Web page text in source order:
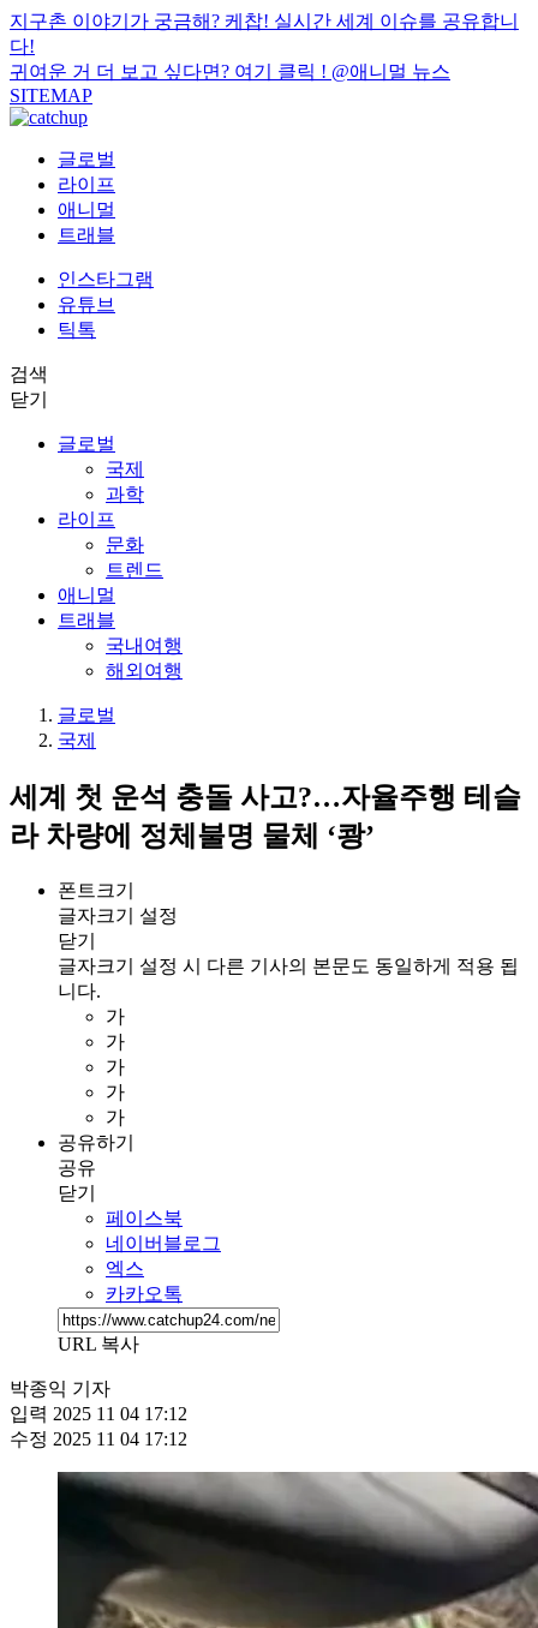
지구촌 이야기가 궁금해? 케찹! 실시간 세계 이슈를 공유합니
다!
귀여운 거 더 보고 싶다면? 여기 클릭 ! @애니멀 뉴스
SITEMAP
글로벌
라이프
애니멀
트래블
인스타그램
유튜브
틱톡
검색
닫기
글로벌
국제
과학
라이프
문화
트렌드
애니멀
트래블
국내여행
해외여행
글로벌
국제
세계 첫 운석 충돌 사고?…자율주행 테슬
라 차량에 정체불명 물체 ‘쾅’
폰트크기
글자크기 설정
닫기
글자크기 설정 시 다른 기사의 본문도 동일하게 적용 됩
니다.
가
가
가
가
가
공유하기
공유
닫기
페이스북
네이버블로그
엑스
카카오톡
URL 복사
박종익 기자
입력 2025 11 04 17:12
수정 2025 11 04 17:12